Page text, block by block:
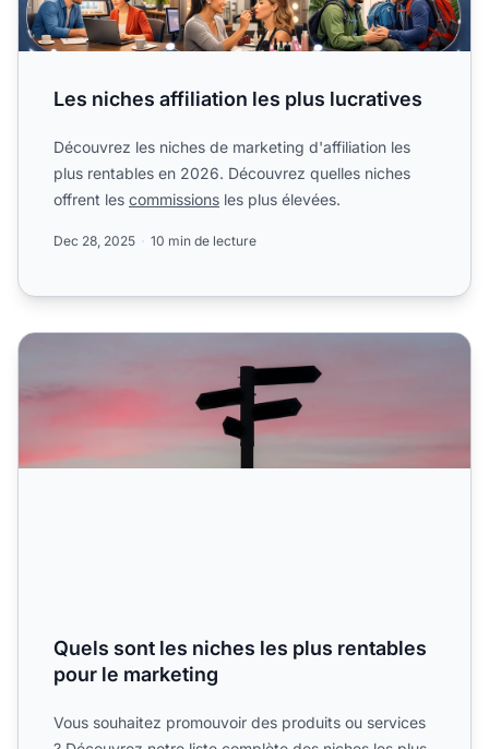
Les niches affiliation les plus lucratives
Découvrez les niches de marketing d'affiliation les
plus rentables en 2026. Découvrez quelles niches
offrent les commissions les plus élevées.
Dec 28, 2025 10 min de lecture
Quels sont les niches les plus rentables pour le marketing
Quels sont les niches les plus rentables
pour le marketing
Vous souhaitez promouvoir des produits ou services